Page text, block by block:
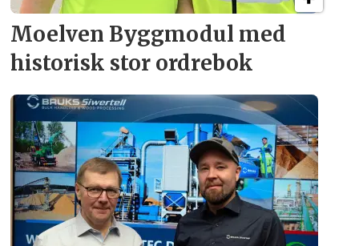
Moelven Byggmodul med
historisk stor ordrebok